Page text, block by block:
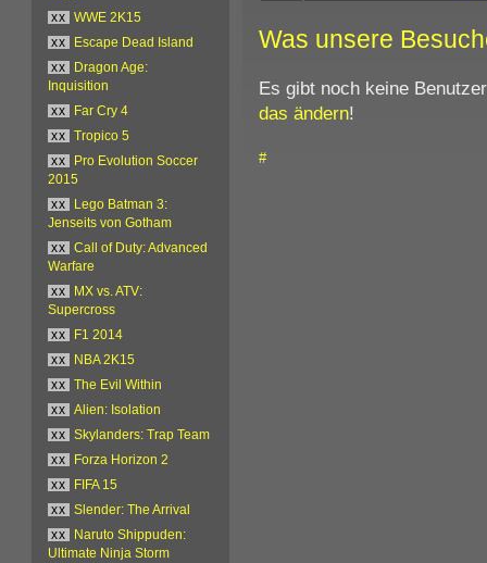
Was unsere
Es gibt noch keine
das ändern!
#
xx
WWE 2K15
xx
Escape Dead Island
xx
Dragon Age:
Inquisition
xx
Far Cry 4
xx
Tropico 5
xx
Pro Evolution Soccer
2015
xx
Lego Batman 3:
Jenseits von Gotham
xx
Call of Duty: Advanced
Warfare
xx
MX vs. ATV:
Supercross
xx
F1 2014
xx
NBA 2K15
xx
The Evil Within
xx
Alien: Isolation
xx
Skylanders: Trap Team
xx
Forza Horizon 2
xx
FIFA 15
xx
Slender: The Arrival
xx
Naruto Shippuden:
Ultimate Ninja Storm